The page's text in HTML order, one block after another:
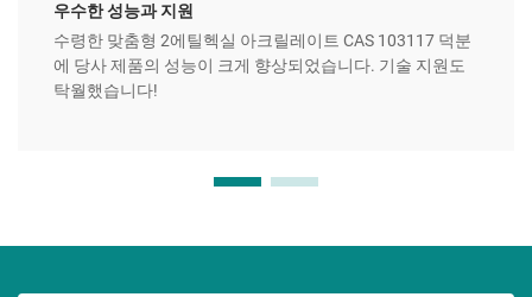
우수한 성능과 지원
수령한 맞춤형 2에틸헥실 아크릴레이트 CAS 103117 덕분
에 당사 제품의 성능이 크게 향상되었습니다. 기술 지원도
탁월했습니다!